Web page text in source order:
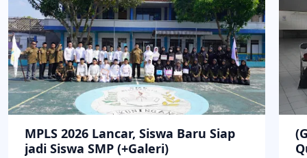
MPLS 2026 Lancar, Siswa Baru Siap
jadi Siswa SMP (+Galeri)